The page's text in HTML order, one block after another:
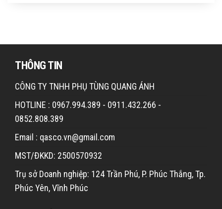
THÔNG TIN
CÔNG TY TNHH PHỤ TÙNG QUANG ÁNH
HOTLINE : 0967.994.389 - 0911.432.266 -
0852.808.389
Email : qasco.vn@gmail.com
MST/ĐKKD: 2500570932
Trụ sở Doanh nghiệp: 124 Trần Phú, P. Phúc Thắng, Tp.
Phúc Yên, Vĩnh Phúc